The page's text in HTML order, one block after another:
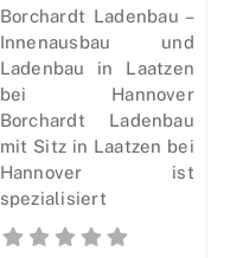
Borchardt Ladenbau –
Innenausbau und
Ladenbau in Laatzen
bei Hannover
Borchardt Ladenbau
mit Sitz in Laatzen bei
Hannover ist
spezialisiert